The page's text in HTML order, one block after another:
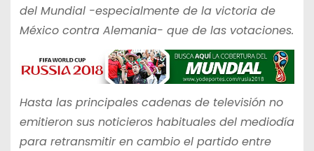
del Mundial -especialmente de la victoria de
México contra Alemania- que de las votaciones.
Hasta las principales cadenas de televisión no
emitieron sus noticieros habituales del mediodía
para retransmitir en cambio el partido entre